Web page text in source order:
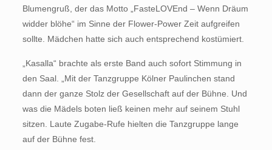
Blumengruß, der das Motto „FasteLOVEnd – Wenn Dräum
widder blöhe“ im Sinne der Flower-Power Zeit aufgreifen
sollte. Mädchen hatte sich auch entsprechend kostümiert.
„Kasalla“ brachte als erste Band auch sofort Stimmung in
den Saal. „Mit der Tanzgruppe Kölner Paulinchen stand
dann der ganze Stolz der Gesellschaft auf der Bühne. Und
was die Mädels boten ließ keinen mehr auf seinem Stuhl
sitzen. Laute Zugabe-Rufe hielten die Tanzgruppe lange
auf der Bühne fest.